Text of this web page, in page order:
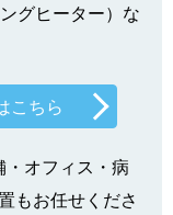
グヒーター）な
こちら
オフィス・病
もお任せくださ